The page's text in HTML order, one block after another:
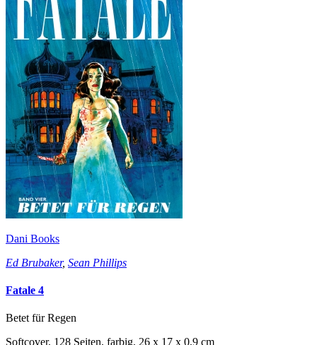
Dani Books
Ed Brubaker, Sean Phillips
Fatale 4
Betet für Regen
Softcover, 128 Seiten, farbig, 26 x 17 x 0,9 cm